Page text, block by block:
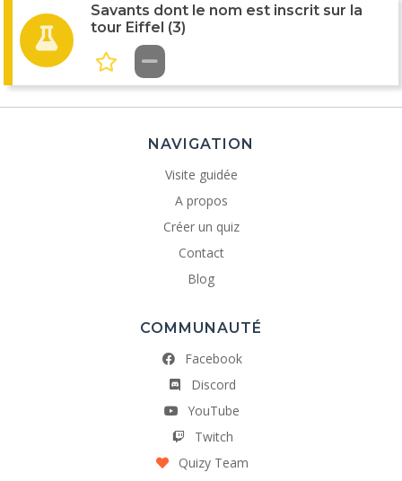
Savants dont le nom est inscrit sur la
tour Eiffel (3)
NAVIGATION
Visite guidée
A propos
Créer un quiz
Contact
Blog
COMMUNAUTÉ
Facebook
Discord
YouTube
Twitch
Quizy Team